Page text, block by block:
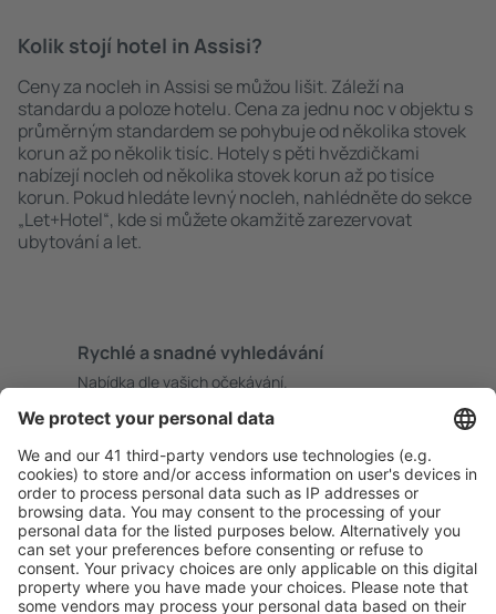
Kolik stojí hotel in Assisi?
Ceny za nocleh in Assisi se můžou lišit. Záleží na
standardu a poloze hotelu. Cena za jednu noc v objektu s
průměrným standardem se pohybuje od několika stovek
korun až po několik tisíc. Hotely s pěti hvězdičkami
nabízejí nocleh od několika stovek korun až po tisíce
korun. Pokud hledáte levný nocleh, nahlédněte do sekce
„Let+Hotel“, kde si můžete okamžitě zarezervovat
ubytování a let.
Rychlé a snadné vyhledávání
Nabídka dle vašich očekávání.
Pečlivé plánování
Bezproblémová rezervace s možností bezplatného
zrušení.
S námi ušetříte
Atraktivní ceny a speciální nabídky pro přihlášené
uživatele.